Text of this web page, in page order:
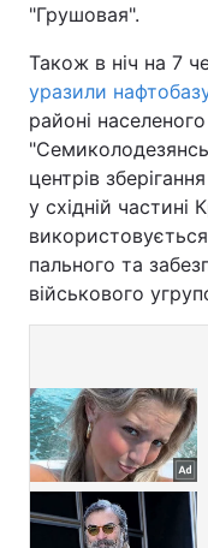
"Грушовая".
Також в ніч на 7
уразили
районі
центрів
у східній
пального та
військового